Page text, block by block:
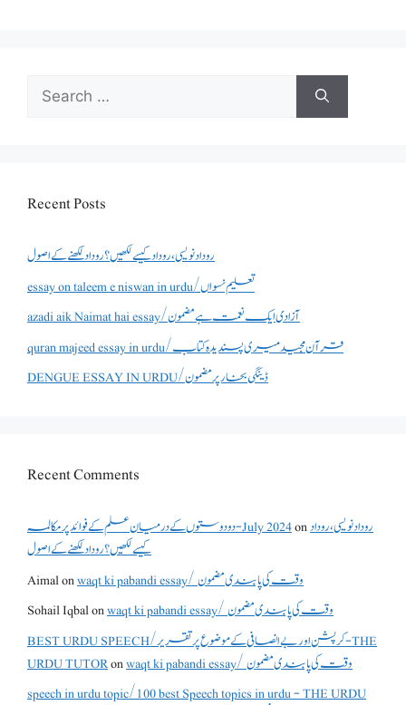
Search
for:
Recent Posts
روداد نویسی ،روداد کیسے لکھیں؟ روداد لکھنے کے اصول
essay on taleem e niswan in urdu/تعلیم نسواں
azadi aik Naimat hai essay/آزادی ایک نعمت ہے مضمون
quran majeed essay in urdu/قرآن مجید میری پسندیدہ کتاب
DENGUE ESSAY IN URDU/ڈینگی بخار پر مضمون
Recent Comments
دو دوستوں کے درمیان علم کے فوائد پر مکالمہ - July 2024onروداد نویسی ،روداد
کیسے لکھیں؟ روداد لکھنے کے اصول
Aimalon
waqt ki pabandi essay/ وقت کی پابندی مضمون
Sohail Iqbalon
waqt ki pabandi essay/ وقت کی پابندی مضمون
BEST URDU SPEECH/کرپشن اور بے انصافی کے موضوع پر تقریر - THE
URDU TUTORon
waqt ki pabandi essay/ وقت کی پابندی مضمون
speech in urdu topic/100 best Speech topics in urdu - THE URDU